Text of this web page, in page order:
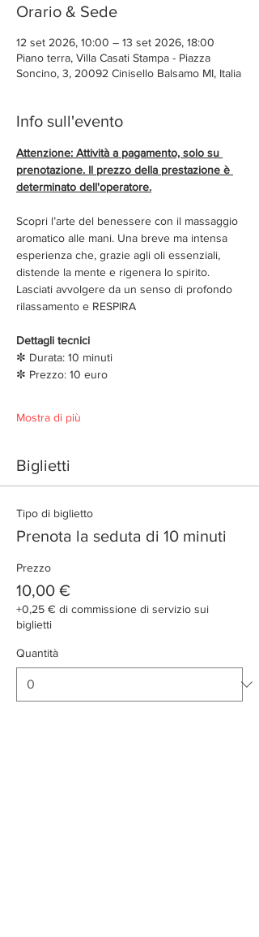
Orario & Sede
12 set 2026, 10:00 – 13 set 2026, 18:00
Piano terra, Villa Casati Stampa - Piazza
Soncino, 3, 20092 Cinisello Balsamo MI, Italia
Info sull'evento
Attenzione: Attività a pagamento, solo su
prenotazione. Il prezzo della prestazione è
determinato dell'operatore.
Scopri l’arte del benessere con il massaggio
aromatico alle mani. Una breve ma intensa
esperienza che, grazie agli oli essenziali,
distende la mente e rigenera lo spirito.
Lasciati avvolgere da un senso di profondo
rilassamento e RESPIRA
Dettagli tecnici
✼ Durata: 10 minuti
✼ Prezzo: 10 euro
Mostra di più
Biglietti
Tipo di biglietto
Prenota la seduta di 10 minuti
Prezzo
10,00 €
+0,25 € di commissione di servizio sui
biglietti
Quantità